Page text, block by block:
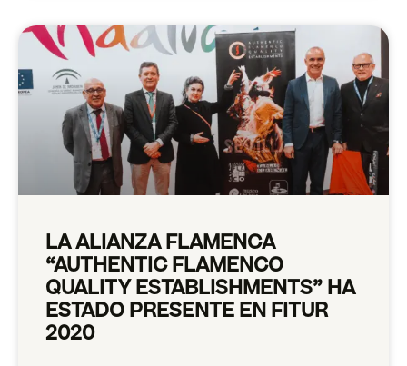
LA ALIANZA FLAMENCA
“AUTHENTIC FLAMENCO
QUALITY ESTABLISHMENTS” HA
ESTADO PRESENTE EN FITUR
2020